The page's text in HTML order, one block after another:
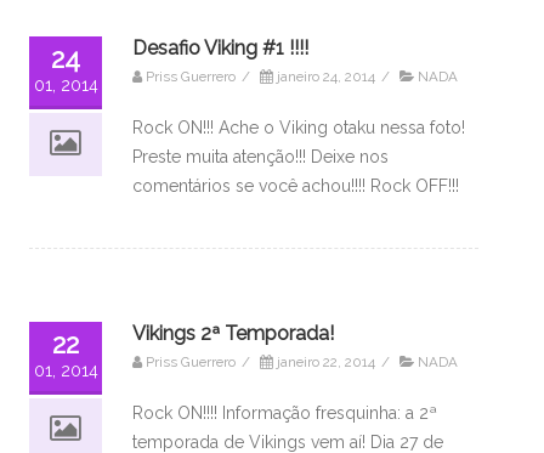
24
01, 2014
Desafio Viking #1 !!!!
Priss Guerrero / janeiro 24, 2014 / NADA
Rock ON!!! Ache o Viking otaku nessa foto!
Preste muita atenção!!! Deixe nos
comentários se você achou!!!! Rock OFF!!!
22
01, 2014
Vikings 2ª Temporada!
Priss Guerrero / janeiro 22, 2014 / NADA
Rock ON!!!! Informação fresquinha: a 2ª
temporada de Vikings vem aí! Dia 27 de